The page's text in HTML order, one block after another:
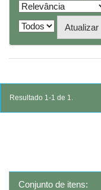
Resultado 1-1 de 1.
Conjunto de itens: